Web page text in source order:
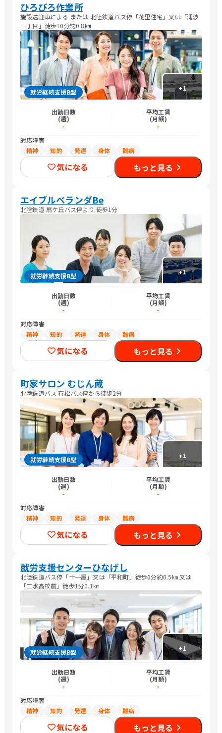
ひろびろ作業所
施設送迎車による または 北陸鉄道バス停「花里住宅」又は「涌波
三丁目」徒歩10分約0.8㎞
+1
就労継続支援B型
出勤日数
(週)
-
平均工賃
(月額)
-
対応障害
精神
知的 発達 身体 難病
気になる もっと見る
エイブルベランダBe
北陸鉄道 扇ケ丘バス停より 徒歩1分
+1
就労継続支援B型
出勤日数
(週)
-
平均工賃
(月額)
-
対応障害
精神
知的 発達 身体 難病
気になる もっと見る
町家サロン むじん蔵
北陸鉄道バス 有松バス停から徒歩2分
+1
就労継続支援B型
出勤日数
(週)
-
平均工賃
(月額)
-
対応障害
精神
知的 発達 身体 難病
気になる もっと見る
就労支援センターひなげし
北陸鉄道バス停「十一屋」又は「平和町」徒歩6分約0.5㎞ 又は
「二水高校前」徒歩1分0.1㎞
+1
就労継続支援B型
出勤日数
(週)
-
平均工賃
(月額)
-
対応障害
精神
知的 発達 身体 難病
気になる もっと見る